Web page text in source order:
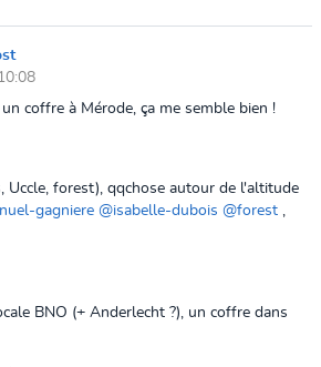
coffre à Mérode, ça me semble bien !
Uccle, forest), qqchose autour de l'altitude
gagniere @isabelle-dubois @forest
BNO (+ Anderlecht ?), un coffre dans